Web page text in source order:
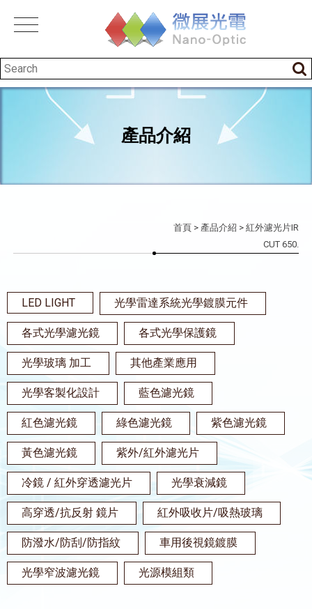
產品介紹
首頁 > 產品介紹 > 紅外濾光片IR
CUT 650.
LED LIGHT 光學雷達系統光學鍍膜元件
各式光學濾光鏡 各式光學保護鏡
光學玻璃 加工 其他產業應用
光學客製化設計 藍色濾光鏡
紅色濾光鏡 綠色濾光鏡 紫色濾光鏡
黃色濾光鏡 紫外/紅外濾光片
冷鏡 / 紅外穿透濾光片 光學衰減鏡
高穿透/抗反射 鏡片 紅外吸收片/吸熱玻璃
防潑水/防刮/防指紋 車用後視鏡鍍膜
光學窄波濾光鏡 光源模組類